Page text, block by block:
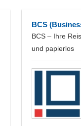
BCS
BCS – Ihre
und papierlos